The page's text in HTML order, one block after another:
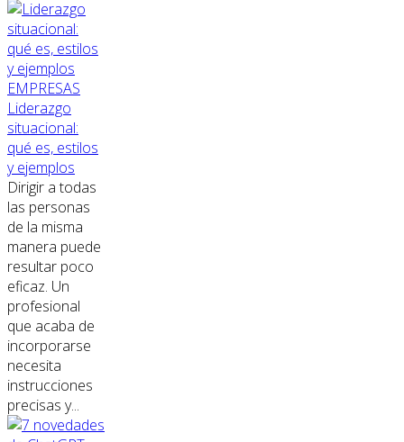
EMPRESAS
Liderazgo
situacional:
qué es, estilos
y ejemplos
Dirigir a todas
las personas
de la misma
manera puede
resultar poco
eficaz. Un
profesional
que acaba de
incorporarse
necesita
instrucciones
precisas y...